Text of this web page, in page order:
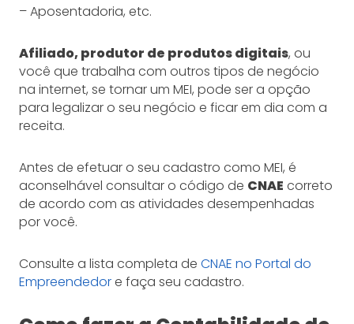
– Aposentadoria, etc.
Afiliado, produtor de produtos digitais, ou
você que trabalha com outros tipos de negócio
na internet, se tornar um MEI, pode ser a opção
para legalizar o seu negócio e ficar em dia com a
receita.
Antes de efetuar o seu cadastro como MEI, é
aconselhável consultar o código de CNAE correto
de acordo com as atividades desempenhadas
por você.
Consulte a lista completa de CNAE no Portal do
Empreendedore faça seu cadastro.